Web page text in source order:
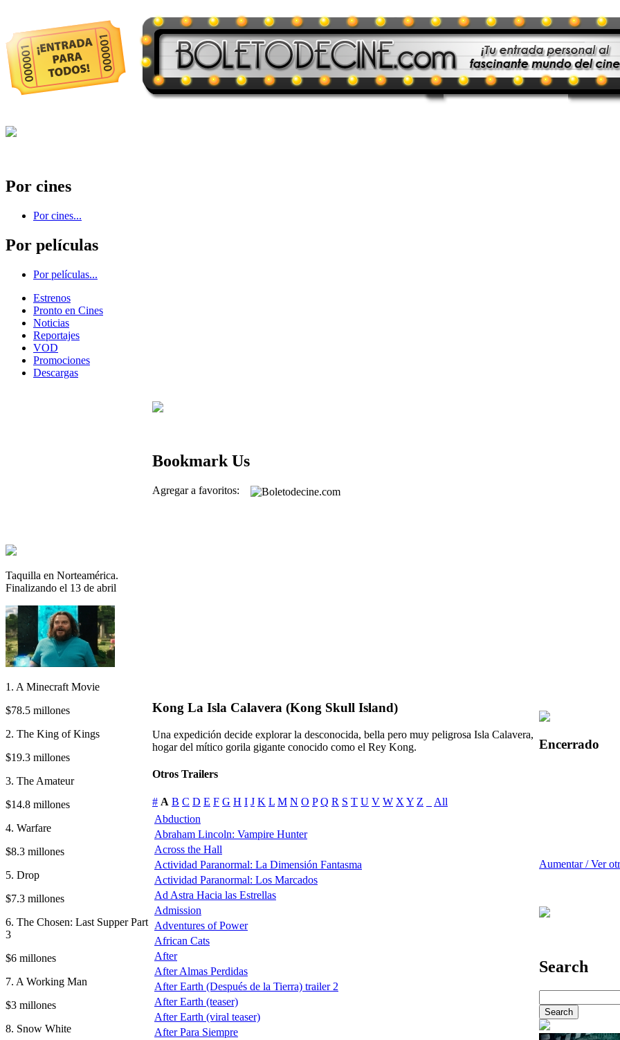
Por cines
Por cines...
Por películas
Por películas...
Estrenos
Pronto en Cines
Noticias
Reportajes
VOD
Promociones
Descargas
Taquilla en Norteamérica.
Finalizando el 13 de abril
1. A Minecraft Movie
$78.5 millones
2. The King of Kings
$19.3 millones
3. The Amateur
$14.8 millones
4. Warfare
$8.3 millones
5. Drop
$7.3 millones
6. The Chosen: Last Supper Part
3
$6 millones
7. A Working Man
$3 millones
8. Snow White
Bookmark Us
Agregar a favoritos:
Kong La Isla Calavera (Kong Skull Island)
Una expedición decide explorar la desconocida, bella pero muy peligrosa Isla Calavera,
hogar del mítico gorila gigante conocido como el Rey Kong.
Otros Trailers
# A B C D E F G H I J K L M N O P Q R S T U V W X Y Z
All
Abduction
Abraham Lincoln: Vampire Hunter
Across the Hall
Actividad Paranormal: La Dimensión Fantasma
Actividad Paranormal: Los Marcados
Ad Astra Hacia las Estrellas
Admission
Adventures of Power
African Cats
After
After Almas Perdidas
After Earth (Después de la Tierra) trailer 2
After Earth (teaser)
After Earth (viral teaser)
After Para Siempre
Encerrado
Aumentar / Ver
Search